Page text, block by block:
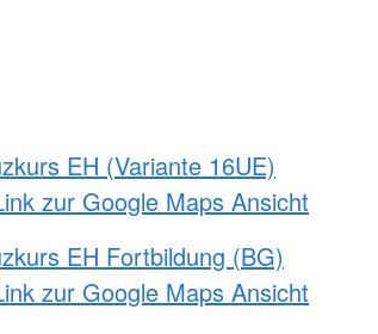
EH (Variante 16UE)
zur Google Maps Ansicht
EH Fortbildung (BG)
zur Google Maps Ansicht